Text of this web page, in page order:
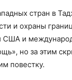
стран в
и охраны
США и
но за этим
повестку.